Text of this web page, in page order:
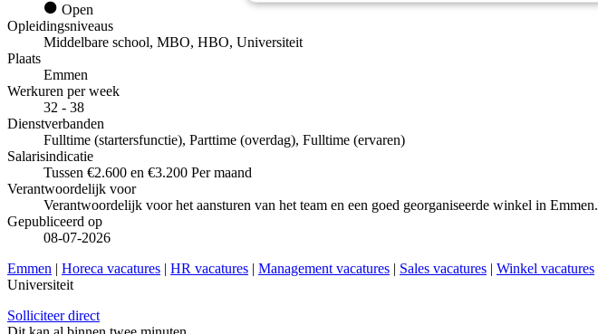
Open
Opleidingsniveaus
Middelbare school, MBO, HBO, Universiteit
Plaats
Emmen
Werkuren per week
32 - 38
Dienstverbanden
Fulltime (startersfunctie), Parttime (overdag), Fulltime (ervaren)
Salarisindicatie
Tussen €2.600 en €3.200 Per maand
Verantwoordelijk voor
Verantwoordelijk voor het aansturen van het team en een goed georganiseerde winkel in Emmen.
Gepubliceerd op
08-07-2026
Emmen | Horeca vacatures | HR vacatures | Management vacatures | Sales vacatures | Winkel vacatures
Universiteit
Solliciteer direct